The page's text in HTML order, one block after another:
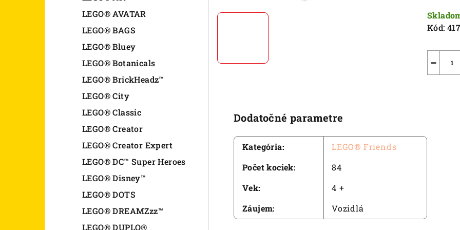
LEGO® AVATAR
LEGO® BAGS
LEGO® Bluey
LEGO® Botanicals
LEGO® BrickHeadz™
LEGO® City
LEGO® Classic
LEGO® Creator
LEGO® Creator Expert
LEGO® DC™ Super Heroes
LEGO® Disney™
LEGO® DOTS
LEGO® DREAMZzz™
LEGO® DUPLO®
cena:
Kód:
−
Dodatočné parametre
Kategória:
LEGO® Friends
Počet kociek:
84
Vek:
4 +
Záujem: Vozidlá